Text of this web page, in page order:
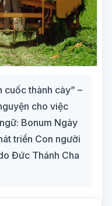
cuốc thành cày” –
cho việc
Bonum Ngày
triển Con người
Đức Thánh Cha